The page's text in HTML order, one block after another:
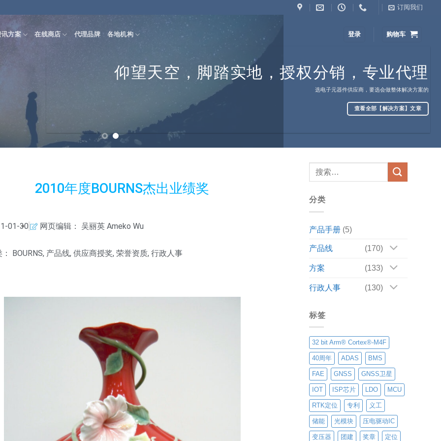
订阅我们
讯方案 在线商店 代理品牌 各地机构 登录 购物车
仰望天空，脚踏实地，授权分销，专业代理
选电子元器件供应商，要选会做整体解决方案的
查看全部【解决方案】文章
2010年度BOURNS杰出业绩奖
01-30 网页编辑： 吴丽英 Ameko Wu
BOURNS, 产品线, 供应商授奖, 荣誉资质, 行政人事
分类
产品手册 (5)
产品线 (170)
方案 (133)
行政人事 (130)
标签
32 bit Arm® Cortex®-M4F
40周年 ADAS BMS
FAE GNSS GNSS卫星
IOT ISP芯片 LDO MCU
RTK定位 专利 义工
储能 光模块 压电驱动IC
变压器 团建 奖章 定位